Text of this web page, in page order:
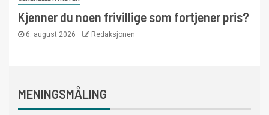
Kjenner du noen frivillige som fortjener pris?
6. august 2026 Redaksjonen
MENINGSMÅLING